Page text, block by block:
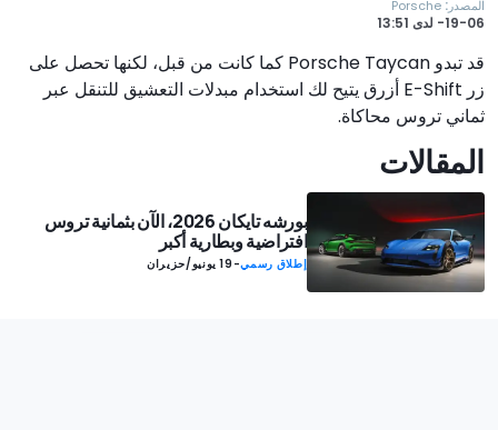
المصدر:
Porsche
19-06- لدى
قد تبدو Porsche Taycan كما كانت من قبل، لكنها تحصل على
زر E-Shift أزرق يتيح لك استخدام مبدلات التعشيق للتنقل عبر
ثماني تروس محاكاة.
المقالات
بورشه تايكان 2026، الآن بثمانية تروس
افتراضية وبطارية أكبر
إطلاق رسمي- 19 يونيو/حزيران